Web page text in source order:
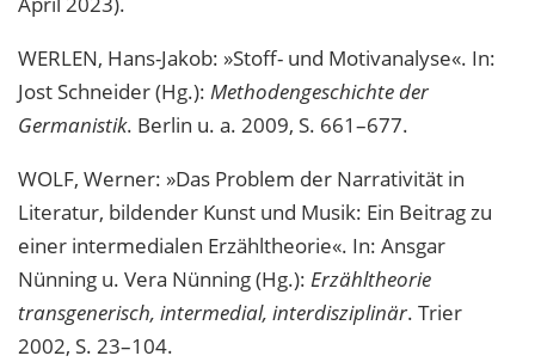
WERLEN, Hans-Jakob: »Stoff- und Motivanalyse«. In:
Jost Schneider (Hg.): Methodengeschichte der
Germanistik. Berlin u. a. 2009, S. 661–677.
WOLF, Werner: »Das Problem der Narrativität in
Literatur, bildender Kunst und Musik: Ein Beitrag zu
einer intermedialen Erzähltheorie«. In: Ansgar
Nünning u. Vera Nünning (Hg.): Erzähltheorie
transgenerisch, intermedial, interdisziplinär. Trier
2002, S. 23–104.